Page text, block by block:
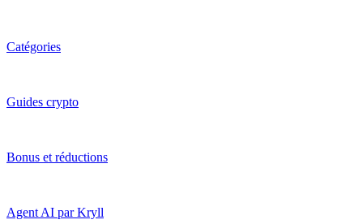
Catégories
Guides crypto
Bonus et réductions
Agent AI par Kryll